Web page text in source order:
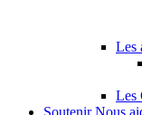
Les
Les
Soutenir Nous